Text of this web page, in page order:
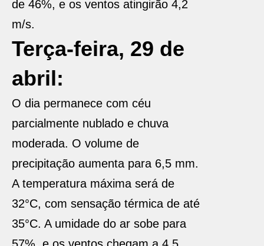
de 46%, e os ventos atingirão 4,2
m/s.
Terça-feira, 29 de
abril:
O dia permanece com céu
parcialmente nublado e chuva
moderada. O volume de
precipitação aumenta para 6,5 mm.
A temperatura máxima será de
32°C, com sensação térmica de até
35°C. A umidade do ar sobe para